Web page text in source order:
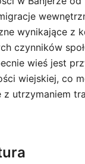
wynikające z
czynników
wieś jest
wiejskiej, co
z utrzymaniem